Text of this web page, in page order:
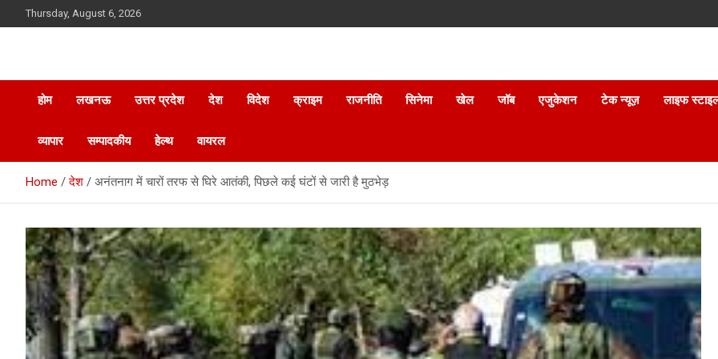
to
Thursday, August 6, 2026
होम लखनऊ उत्तर प्रदेश देश विदेश क्राइम राजनीति सिनेमा खेल जॉब एजुकेशन टेक न्यूज़ लाइफ
व्यापार सम्पादकीय हेल्थ वायरल
Home देश अनंतनाग में चारों तरफ से घिरे आतंकी, पिछले कई घंटों से जारी है मुठभेड़